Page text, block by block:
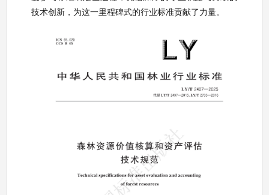
技术创新，为这一里程碑式的行业标准贡献了力量。